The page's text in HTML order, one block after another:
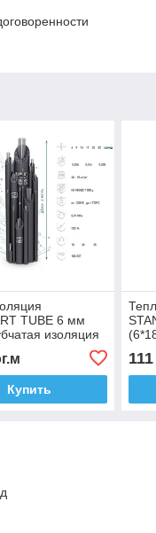
TUBE 6 мм
изоляция
Купить
111